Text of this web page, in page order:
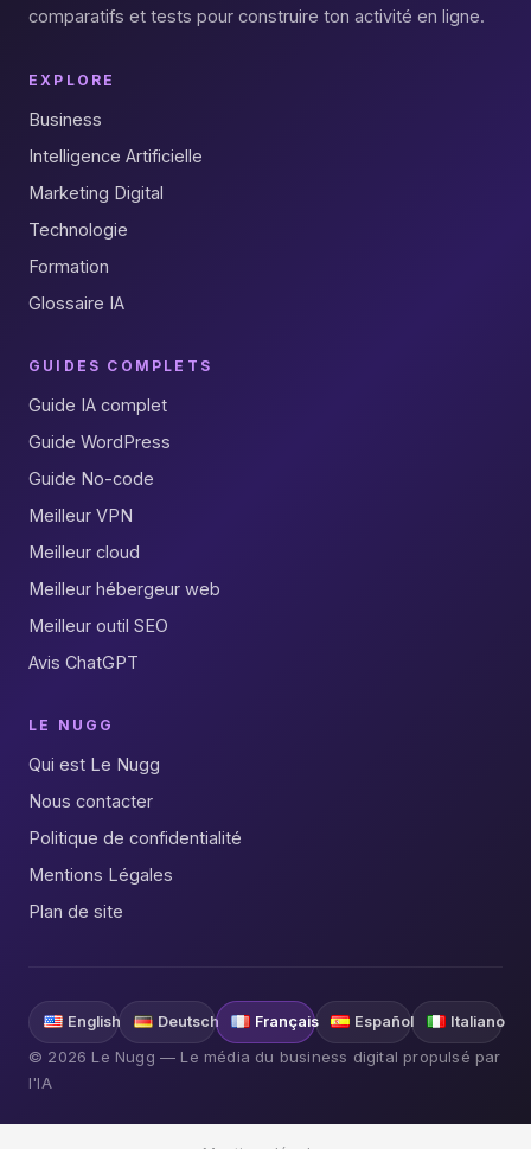
comparatifs et tests pour construire ton activité en ligne.
EXPLORE
Business
Intelligence Artificielle
Marketing Digital
Technologie
Formation
Glossaire IA
GUIDES COMPLETS
Guide IA complet
Guide WordPress
Guide No-code
Meilleur VPN
Meilleur cloud
Meilleur hébergeur web
Meilleur outil SEO
Avis ChatGPT
LE NUGG
Qui est Le Nugg
Nous contacter
Politique de confidentialité
Mentions Légales
Plan de site
English Deutsch Français Español Italiano
© 2026 Le Nugg — Le média du business digital propulsé par
l'IA